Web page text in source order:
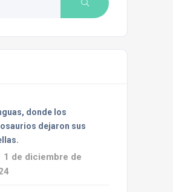
donde los
dejaron sus
1 de diciembre de